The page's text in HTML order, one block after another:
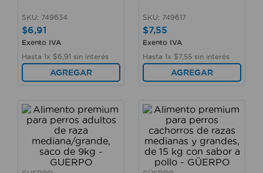
SKU: 749634
$6,91
Exento IVA
Hasta 1x $6 91 sin interés
AGREGAR
SKU: 749617
$7,55
Exento IVA
Hasta 1x $7, 55 sin interés
AGREGAR